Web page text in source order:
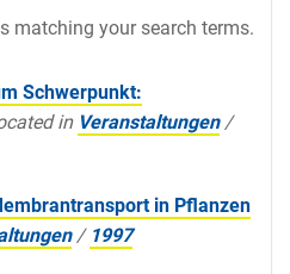
matching your search terms.
date (newest first)
Schwerpunkt:
in Veranstaltungen /
in Pflanzen
/ 1997